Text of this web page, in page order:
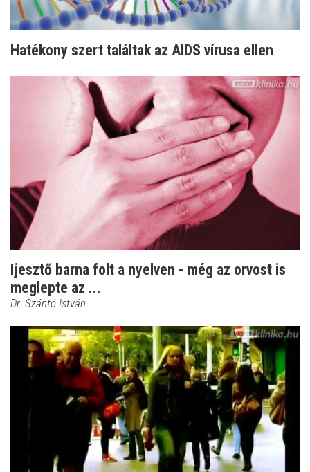
Hatékony szert találtak az AIDS vírusa ellen
Ijesztő barna folt a nyelven - még az orvost is
meglepte az ...
Dr. Szántó István